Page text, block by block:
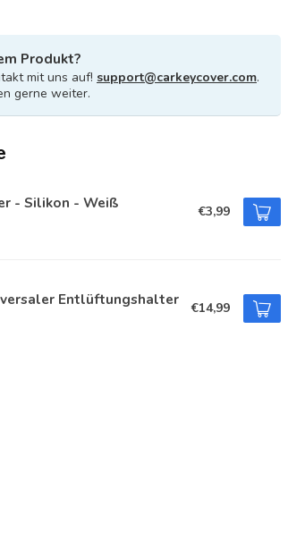
Produkt?
mit uns auf! support@carkeycover.com.
gerne weiter.
- Silikon - Weiß €3,99
Entlüftungshalter €14,99